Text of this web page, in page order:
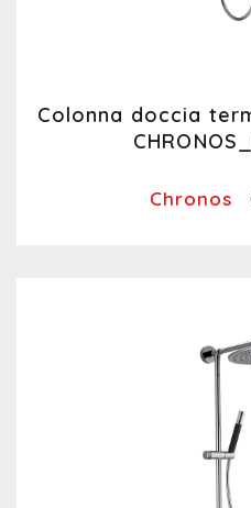
Colonna doccia
Chronos